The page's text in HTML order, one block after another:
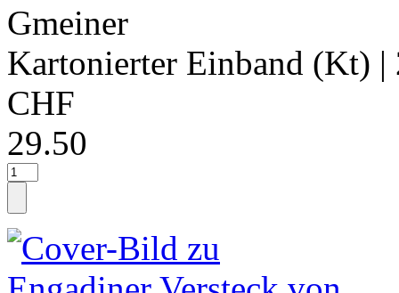
Gmeiner
Kartonierter Einband (Kt) |
CHF
29.50